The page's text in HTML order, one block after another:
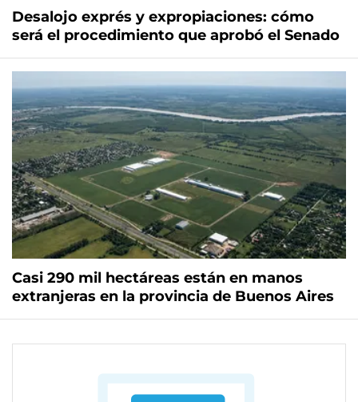
Desalojo exprés y expropiaciones: cómo
será el procedimiento que aprobó el Senado
Casi 290 mil hectáreas están en manos
extranjeras en la provincia de Buenos Aires